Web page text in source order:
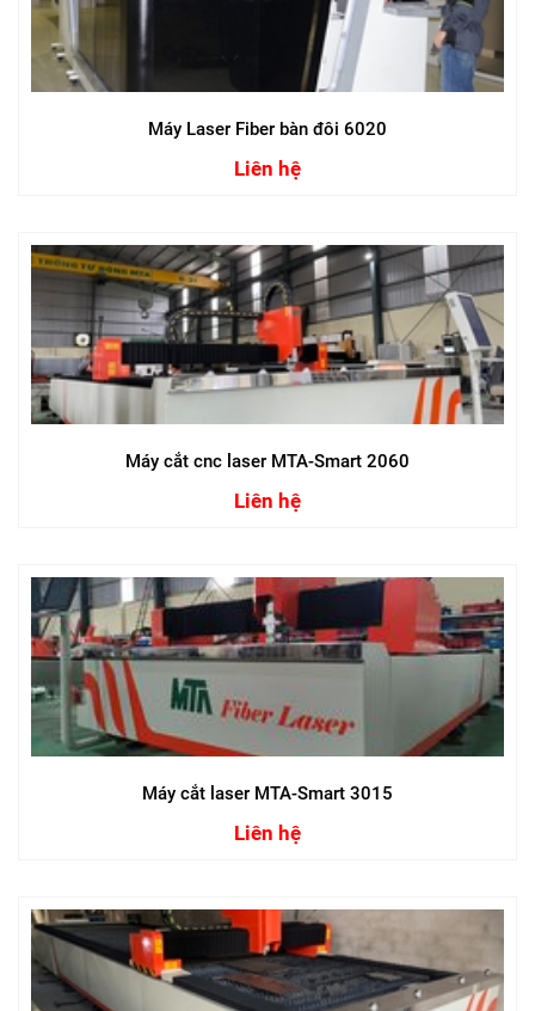
Máy Laser Fiber bàn đôi 6020
Liên hệ
Máy cắt cnc laser MTA-Smart 2060
Liên hệ
Máy cắt laser MTA-Smart 3015
Liên hệ